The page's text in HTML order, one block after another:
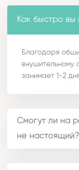
Как быстро вы
Благодаря
внушительному
занимает 1-2
Смогут ли на
не настоящий?